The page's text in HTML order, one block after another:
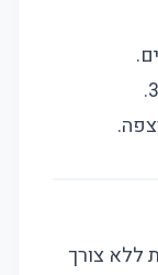
ללא צורך